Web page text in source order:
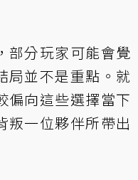
部分玩家可能會覺
局並不是重點。就
偏向這些選擇當下
叛一位夥伴所帶出